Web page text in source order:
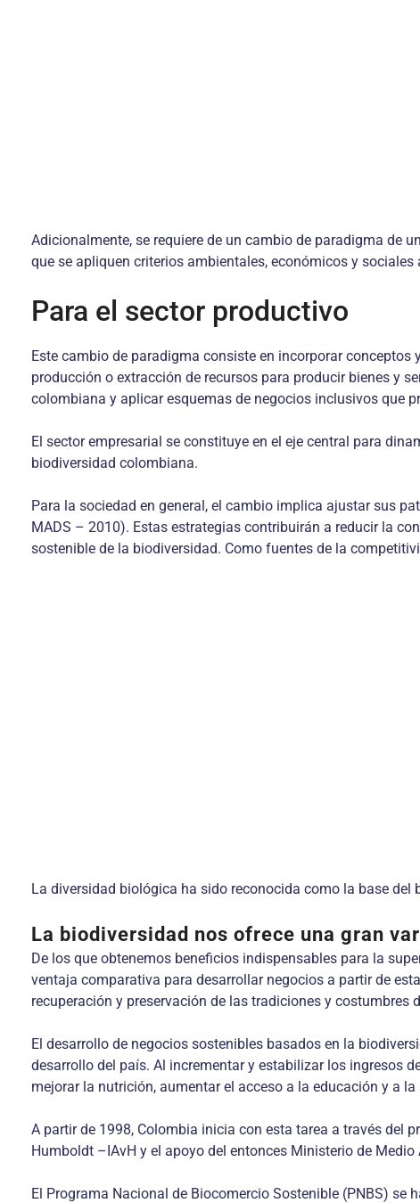
Adicionalmente, se requiere de un cambio de paradigma de
que se apliquen criterios ambientales, económicos y
Para el sector productivo
Este cambio de paradigma consiste en incorporar
producción o extracción de recursos para producir bienes y
colombiana y aplicar esquemas de negocios inclusivos que
El sector empresarial se constituye en el eje central para
biodiversidad colombiana.
Para la sociedad en general, el cambio implica ajustar sus
MADS – 2010). Estas estrategias contribuirán a reducir la
sostenible de la biodiversidad. Como fuentes de la
La diversidad biológica ha sido reconocida como la base del
La biodiversidad nos ofrece una gran
De los que obtenemos beneficios indispensables para la
ventaja comparativa para desarrollar negocios a partir de
recuperación y preservación de las tradiciones y costumbres
El desarrollo de negocios sostenibles basados en la
desarrollo del país. Al incrementar y estabilizar los ingresos
mejorar la nutrición, aumentar el acceso a la educación y a
A partir de 1998, Colombia inicia con esta tarea a través del
Humboldt –IAvH y el apoyo del entonces Ministerio de
El Programa Nacional de Biocomercio Sostenible (PNBS)